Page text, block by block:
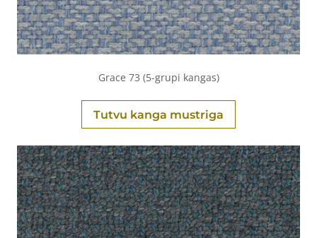
Grace 73 (5-grupi kangas)
Tutvu kanga mustriga